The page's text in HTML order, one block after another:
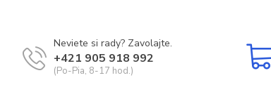
Neviete si rady? Zavolajte.
+421 905 918 992
(Po-Pia, 8-17 hod.)